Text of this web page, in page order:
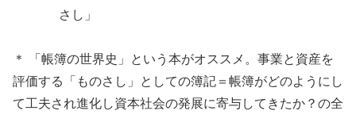
さし」
＊ 「帳簿の世界史」という本がオススメ。事業と資産を
評価する「ものさし」としての簿記＝帳簿がどのようにし
て工夫され進化し資本社会の発展に寄与してきたか？の全